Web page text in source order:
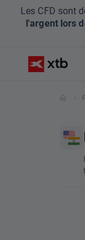
Les CFD sont
l'argent lors